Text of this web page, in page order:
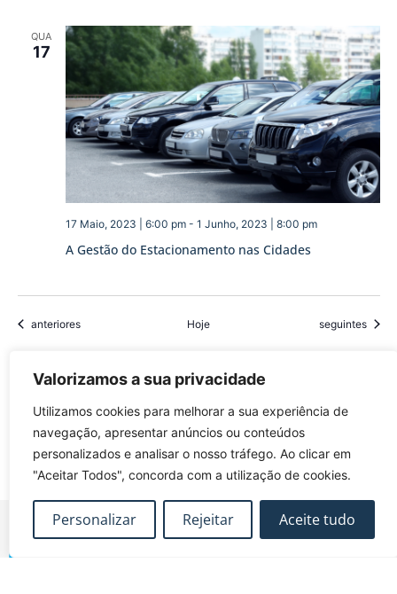
Valorizamos a sua privacidade
Utilizamos cookies para melhorar a sua experiência de
navegação, apresentar anúncios ou conteúdos
personalizados e analisar o nosso tráfego. Ao clicar em
"Aceitar Todos", concorda com a utilização de cookies.
Personalizar Rejeitar Aceite tudo
QUA
17
A Gestão do Estacionamento nas Cidades
17 Maio, 2023 | 6:00 pm- 1 Junho, 2023 | 8:00 pm
Eventos
anteriores Hoje Eventos
seguintes
Subscrever o calendário